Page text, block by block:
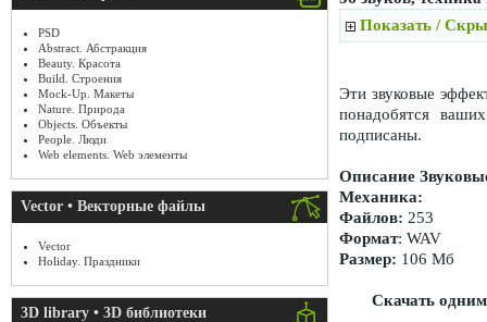
PSD
Abstract. Абстракция
Beauty. Красота
Build. Строения
Mock-Up. Макеты
Nature. Природа
Objects. Объекты
People. Люди
Web elements. Web элементы
Vector • Векторные файлы
Vector
Holiday. Праздники
3D library • 3D библиотеки
Показать /
Эти звуковые
понадобятся
подписаны.
Описание
Механика:
Файлов: 253
Формат: WAV
Размер: 106 Мб
Скачать